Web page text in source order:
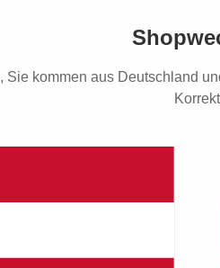
Sie kommen aus Deutschland
Pools